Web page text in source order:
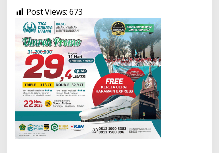
Post Views: 673